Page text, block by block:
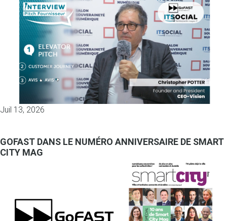
Juil 13, 2026
GOFAST DANS LE NUMÉRO ANNIVERSAIRE DE SMART
CITY MAG